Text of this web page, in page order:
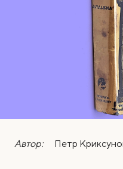
Автор: Петр